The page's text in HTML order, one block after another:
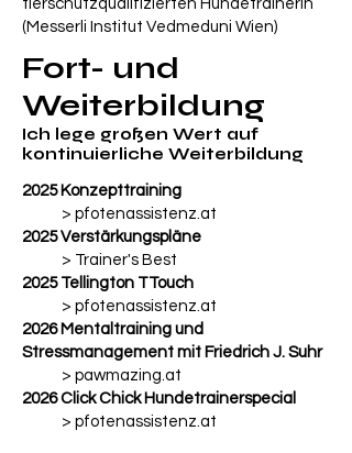
tierschutzqualifizierten Hundetrainerin
(Messerli Institut Vedmeduni Wien)
Fort- und
Weiterbildung
Ich lege großen Wert auf
kontinuierliche Weiterbildung
2025 Konzepttraining
> pfotenassistenz.at
2025 Verstärkungspläne
> Trainer's Best
2025 Tellington TTouch
> pfotenassistenz.at
2026 Mentaltraining und
Stressmanagement mit Friedrich J. Suhr
> pawmazing.at
2026 Click Chick Hundetrainerspecial
> pfotenassistenz.at